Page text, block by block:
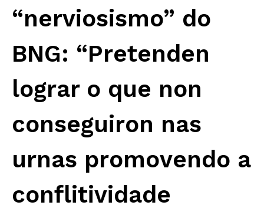
“nerviosismo” do
BNG: “Pretenden
lograr o que non
conseguiron nas
urnas promovendo a
conflitividade